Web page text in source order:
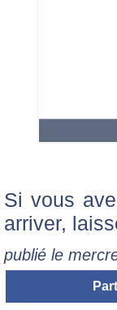
Si vous
arriver,
publié le